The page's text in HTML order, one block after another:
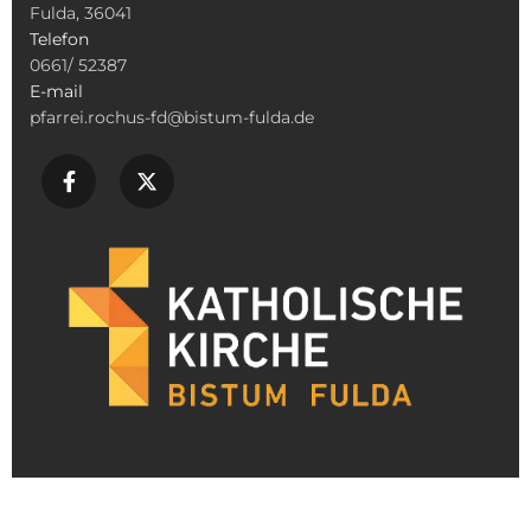
Fulda, 36041
Telefon
0661/ 52387
E-mail
pfarrei.rochus-fd@bistum-fulda.de